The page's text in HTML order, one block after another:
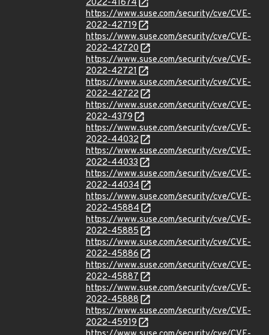
2022-41674
https://www.suse.com/security/cve/CVE-
2022-42719
https://www.suse.com/security/cve/CVE-
2022-42720
https://www.suse.com/security/cve/CVE-
2022-42721
https://www.suse.com/security/cve/CVE-
2022-42722
https://www.suse.com/security/cve/CVE-
2022-4379
https://www.suse.com/security/cve/CVE-
2022-44032
https://www.suse.com/security/cve/CVE-
2022-44033
https://www.suse.com/security/cve/CVE-
2022-44034
https://www.suse.com/security/cve/CVE-
2022-45884
https://www.suse.com/security/cve/CVE-
2022-45885
https://www.suse.com/security/cve/CVE-
2022-45886
https://www.suse.com/security/cve/CVE-
2022-45887
https://www.suse.com/security/cve/CVE-
2022-45888
https://www.suse.com/security/cve/CVE-
2022-45919